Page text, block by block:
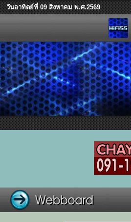
วันอาทิตย์ที่ 09 สิงหาคม พ.ศ.2569